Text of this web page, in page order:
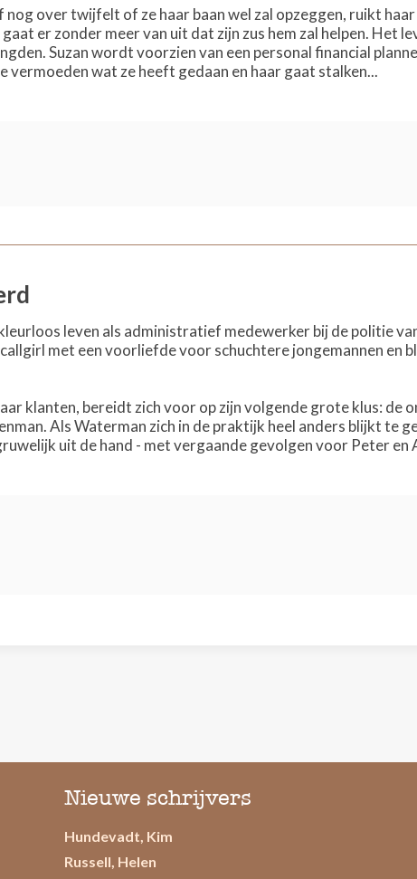
nog over twijfelt of ze haar baan wel zal opzeggen, ruikt
er zonder meer van uit dat zijn zus hem zal helpen. Het
Suzan wordt voorzien van een personal financial
vermoeden wat ze heeft gedaan en haar gaat stalken...
leven als administratief medewerker bij de politie
met een voorliefde voor schuchtere jongemannen en
klanten, bereidt zich voor op zijn volgende grote klus:
Als Waterman zich in de praktijk heel anders blijkt te
uit de hand - met vergaande gevolgen voor Peter en
Nieuwe schrijvers
Hundevadt, Kim
Russell, Helen